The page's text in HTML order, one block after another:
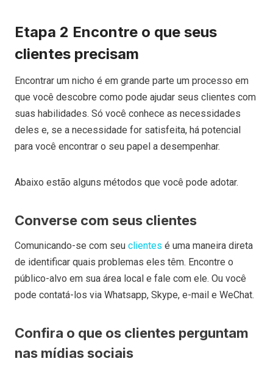
Etapa 2 Encontre o que seus
clientes precisam
Encontrar um nicho é em grande parte um processo em
que você descobre como pode ajudar seus clientes com
suas habilidades. Só você conhece as necessidades
deles e, se a necessidade for satisfeita, há potencial
para você encontrar o seu papel a desempenhar.
Abaixo estão alguns métodos que você pode adotar.
Converse com seus clientes
Comunicando-se com seu clientes é uma maneira direta
de identificar quais problemas eles têm. Encontre o
público-alvo em sua área local e fale com ele. Ou você
pode contatá-los via Whatsapp, Skype, e-mail e WeChat.
Confira o que os clientes perguntam
nas mídias sociais